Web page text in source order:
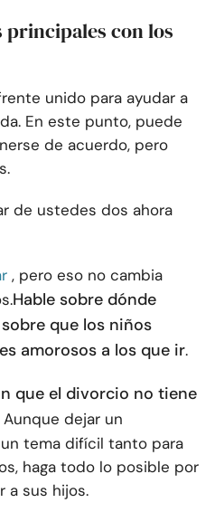
principales con los
unido para ayudar a
En este punto, puede
de acuerdo, pero
de ustedes dos ahora
, pero eso no cambia
Hable sobre dónde
que los niños
amorosos a los que ir.
que el divorcio no tiene
Aunque dejar un
tema difícil tanto para
haga todo lo posible por
a sus hijos.